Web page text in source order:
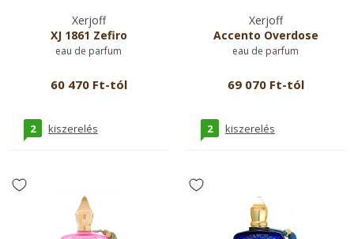
Xerjoff
XJ 1861 Zefiro
eau de parfum
60 470 Ft-tól
2 kiszerelés
Xerjoff
Accento Overdose
eau de parfum
69 070 Ft-tól
2 kiszerelés